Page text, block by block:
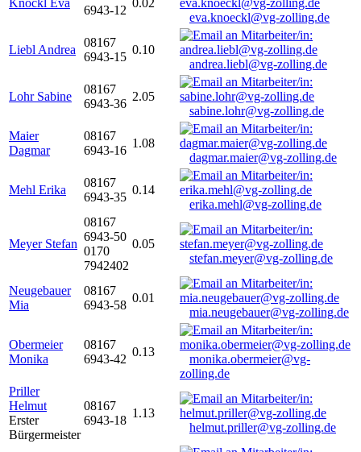
Knöckl Eva
6943-12
0.02
eva.knoeckl@vg-zolling.de
Liebl Andrea
08167
6943-15
0.10
andrea.liebl@vg-zolling.de
Lohr Sabine
08167
6943-36
2.05
sabine.lohr@vg-zolling.de
Maier
Dagmar
08167
6943-16
1.08
dagmar.maier@vg-zolling.de
Mehl Erika
08167
6943-35
0.14
erika.mehl@vg-zolling.de
Meyer Stefan
08167
6943-50
0170
7942402
0.05
stefan.meyer@vg-zolling.de
Neugebauer
Mia
08167
6943-58
0.01
mia.neugebauer@vg-zolling.de
Obermeier
Monika
08167
6943-42
0.13
monika.obermeier@vg-
zolling.de
Priller
Helmut
Erster
Bürgermeister
08167
6943-18
1.13
helmut.priller@vg-zolling.de